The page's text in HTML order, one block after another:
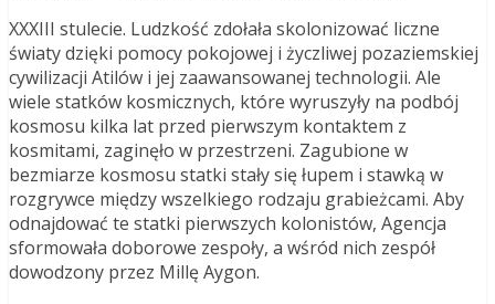
XXXIII stulecie. Ludzkość zdołała skolonizować liczne
światy dzięki pomocy pokojowej i życzliwej pozaziemskiej
cywilizacji Atilów i jej zaawansowanej technologii. Ale
wiele statków kosmicznych, które wyruszyły na podbój
kosmosu kilka lat przed pierwszym kontaktem z
kosmitami, zaginęło w przestrzeni. Zagubione w
bezmiarze kosmosu statki stały się łupem i stawką w
rozgrywce między wszelkiego rodzaju grabieżcami. Aby
odnajdować te statki pierwszych kolonistów, Agencja
sformowała doborowe zespoły, a wśród nich zespół
dowodzony przez Millę Aygon.